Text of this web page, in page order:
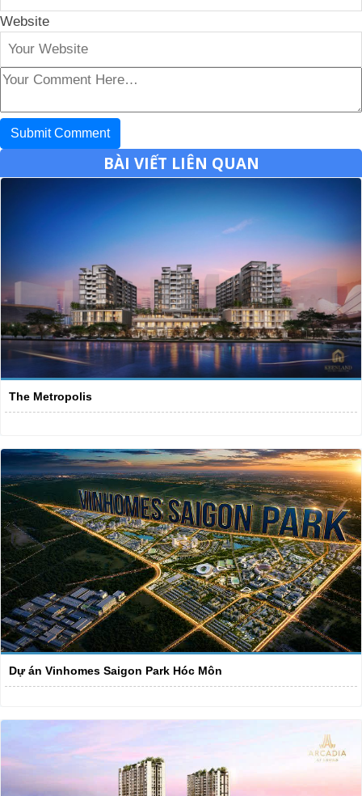
Website
BÀI VIẾT LIÊN QUAN
The Metropolis
Dự án Vinhomes Saigon Park Hóc Môn